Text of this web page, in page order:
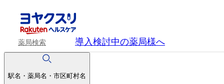
薬局検索 導入検討中の薬局様へ
駅名・薬局名・市区町村名